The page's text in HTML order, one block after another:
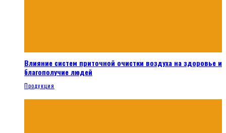
Влияние систем приточной очистки воздуха на здоровье и
благополучие людей
Продукция